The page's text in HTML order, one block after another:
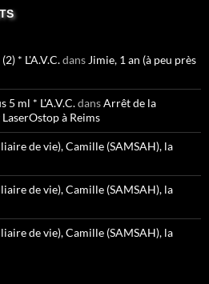
* L'A.V.C.dans Jimie, 1 an (à peu près
5 ml * L'A.V.C.dansArrêt de la
à Reims
de vie), Camille (SAMSAH), la
de vie), Camille (SAMSAH), la
de vie), Camille (SAMSAH), la